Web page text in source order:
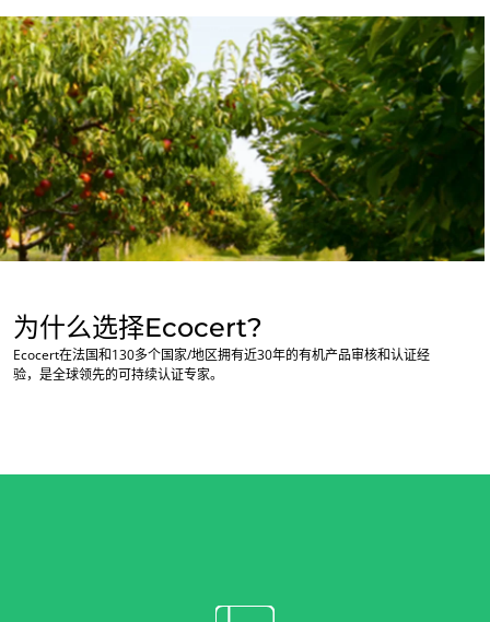
为什么选择Ecocert?
Ecocert在法国和130多个国家/地区拥有近30年的有机产品审核和认证经
验，是全球领先的可持续认证专家。